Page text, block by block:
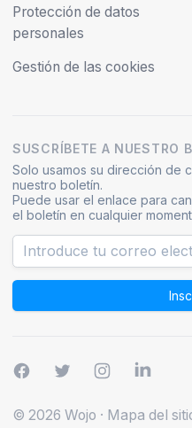
Protección de datos
personales
Gestión de las cookies
SUSCRÍBETE A NUESTRO
Solo usamos su dirección de
nuestro boletín.
Puede usar el enlace para
el boletín en cualquier
© 2026 Wojo · Mapa del